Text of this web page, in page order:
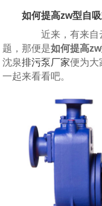
如何提高zw型自吸
近来，有来自
题，那便是如何提高
沈泉排污泵厂家便为大
一起来看看吧。